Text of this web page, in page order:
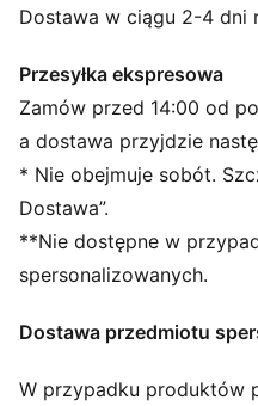
Produkt wykonany w co
SZCZEGÓŁY
Komora główna zapinana
Przednia komora
Boczna kieszeń na suwak
Jedna boczna kieszeń z
Wymiary: szer. 53 cm /
Pojemność: 34 l
Charakterystyczne detale
Dostawa w ciągu 2-4 dni
Przesyłka ekspresowa
Zamów przed 14:00 od
a dostawa przyjdzie
* Nie obejmuje sobót.
Dostawa”.
**Nie dostępne w
spersonalizowanych.
Dostawa przedmiotu
W przypadku produktów